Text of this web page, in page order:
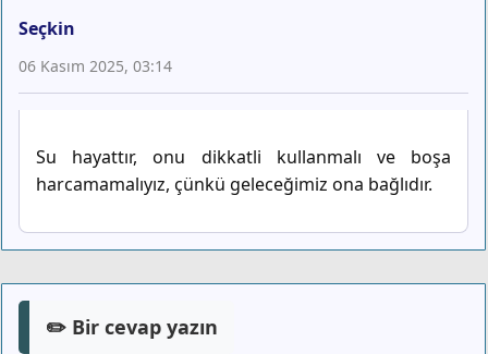
Seçkin
06 Kasım 2025, 03:14
Su hayattır, onu dikkatli kullanmalı ve boşa
harcamamalıyız, çünkü geleceğimiz ona bağlıdır.
✏️ Bir cevap yazın